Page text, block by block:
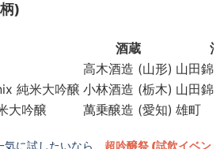
)
酒蔵
高木酒造 (山形) 山田錦
純米大吟醸 小林酒造 (栃木) 山田錦
大吟醸
萬乗醸造 (愛知) 雄町
に試したいなら、 超吟醸祭 (試飲イベン